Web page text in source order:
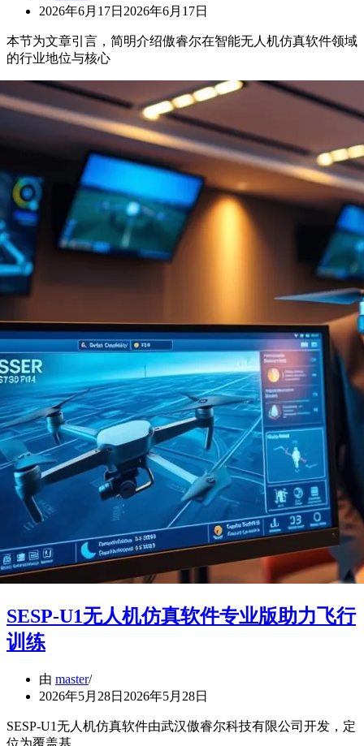
2026年6月17日 2026年6月17日
本节为文章引言，简明介绍傲睿尔在智能无人机仿真软件领域
的行业地位与核心
SESP-U1无人机仿真软件专业版助力飞行
训练
由 master
2026年5月28日 2026年5月28日
SESP-U1无人机仿真软件由武汉傲睿尔科技有限公司开发，定
位为覆盖基